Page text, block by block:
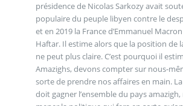
présidence de Nicolas Sarkozy avait
populaire du peuple libyen contre le
et en 2019 la France d’Emmanuel
Haftar. Il estime alors que la position de
ne peut plus claire. C’est pourquoi il
Amazighs, devons compter sur nous-
sorte de prendre nos affaires en main.
doit gagner l’ensemble du pays